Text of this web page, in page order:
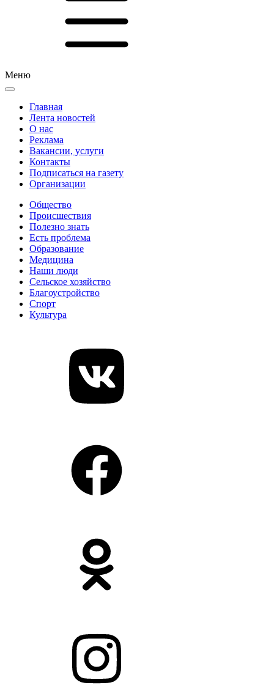
Меню
Главная
Лента новостей
О нас
Реклама
Вакансии, услуги
Контакты
Подписаться на газету
Организации
Общество
Происшествия
Полезно знать
Есть проблема
Образование
Медицина
Наши люди
Сельское хозяйство
Благоустройство
Спорт
Культура